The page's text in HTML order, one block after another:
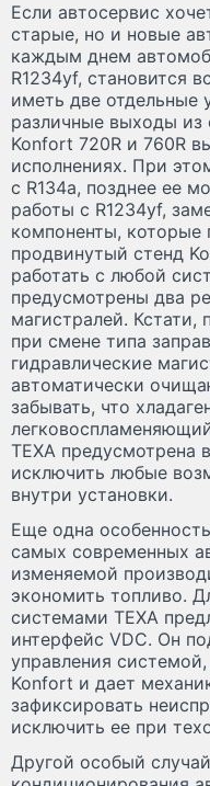
Если автосервис
старые, но и новые
каждым днем
R1234yf, становится
иметь две отдельные
различные выходы из
Konfort 720R и 760R
исполнениях. При
с R134a, позднее ее
работы с R1234yf,
компоненты, которые
продвинутый стенд
работать с любой
предусмотрены два
магистралей. Кстати,
при смене типа
гидравлические
автоматически
забывать, что
TEXA предусмотрена
исключить любые
внутри установки.
Еще одна
самых современных
изменяемой
экономить топливо.
системами TEXA
интерфейс VDC. Он
управления
Konfort и дает
зафиксировать
исключить ее при
Другой особый